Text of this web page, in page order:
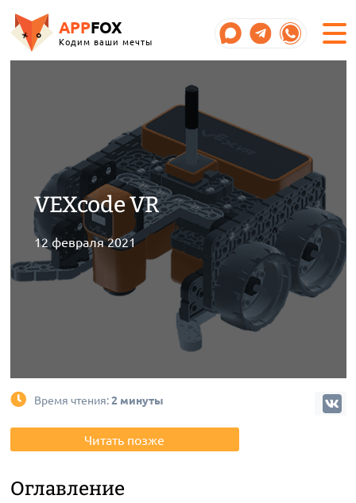
APPFOX
Кодим ваши мечты
VEXcode VR
12 февраля 2021
Время чтения:2 минуты
Читать позже
Оглавление